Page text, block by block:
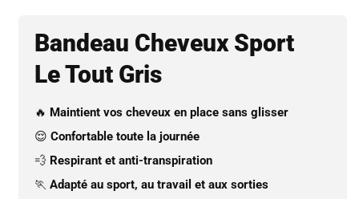
Bandeau Cheveux Sport
Le Tout Gris
🔥 Maintient vos cheveux en place sans glisser
😌 Confortable toute la journée
💨 Respirant et anti-transpiration
🏃 Adapté au sport, au travail et aux sorties